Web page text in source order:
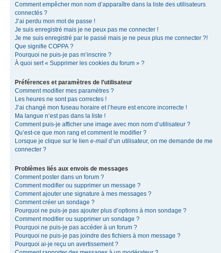
Comment empêcher mon nom d’apparaître dans la liste des utilisateurs
connectés ?
J’ai perdu mon mot de passe !
Je suis enregistré mais je ne peux pas me connecter !
Je me suis enregistré par le passé mais je ne peux plus me connecter ?!
Que signifie COPPA ?
Pourquoi ne puis-je pas m’inscrire ?
À quoi sert « Supprimer les cookies du forum » ?
Préférences et paramètres de l’utilisateur
Comment modifier mes paramètres ?
Les heures ne sont pas correctes !
J’ai changé mon fuseau horaire et l’heure est encore incorrecte !
Ma langue n’est pas dans la liste !
Comment puis-je afficher une image avec mon nom d’utilisateur ?
Qu’est-ce que mon rang et comment le modifier ?
Lorsque je clique sur le lien e-mail d’un utilisateur, on me demande de me
connecter ?
Problèmes liés aux envois de messages
Comment poster dans un forum ?
Comment modifier ou supprimer un message ?
Comment ajouter une signature à mes messages ?
Comment créer un sondage ?
Pourquoi ne puis-je pas ajouter plus d’options à mon sondage ?
Comment modifier ou supprimer un sondage ?
Pourquoi ne puis-je pas accéder à un forum ?
Pourquoi ne puis-je pas joindre des fichiers à mon message ?
Pourquoi ai-je reçu un avertissement ?